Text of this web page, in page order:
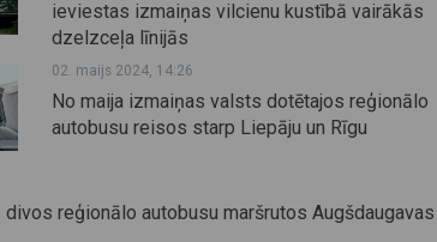
ieviestas izmaiņas vilcienu kustībā vairākās
dzelzceļa līnijās
02. maijs 2024, 14:26
No maija izmaiņas valsts dotētajos reģionālo
autobusu reisos starp Liepāju un Rīgu
reģionālo autobusu maršrutos Augšdaugavas